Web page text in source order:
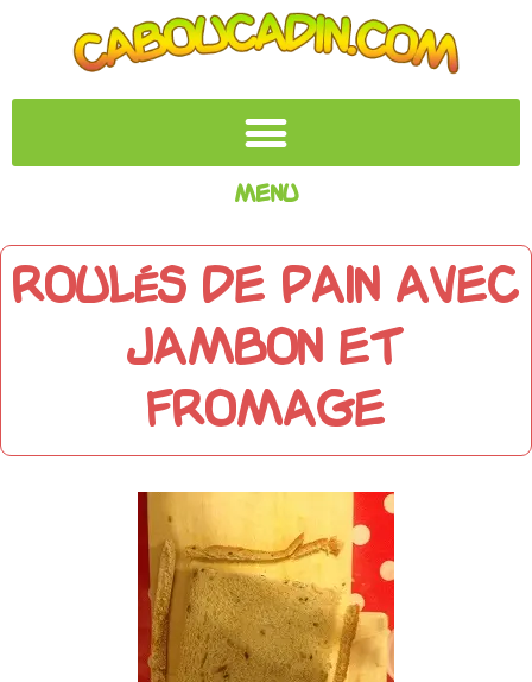
Menu
Roulés de pain avec
jambon et
fromage